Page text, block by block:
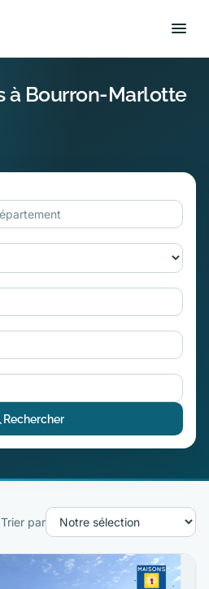
à Bourron-Marlotte
Rechercher
Trier par